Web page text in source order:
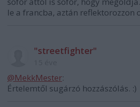
le a francba, aztán reflektorozzon
"streetfighter"
@MekkMester:
Értelemtől sugárzó hozzászólás. :)